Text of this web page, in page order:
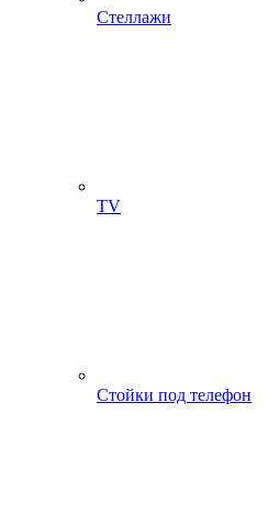
Стеллажи
ТV
Стойки под телефон